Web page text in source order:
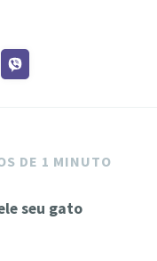
DE 1 MINUTO
seu gato